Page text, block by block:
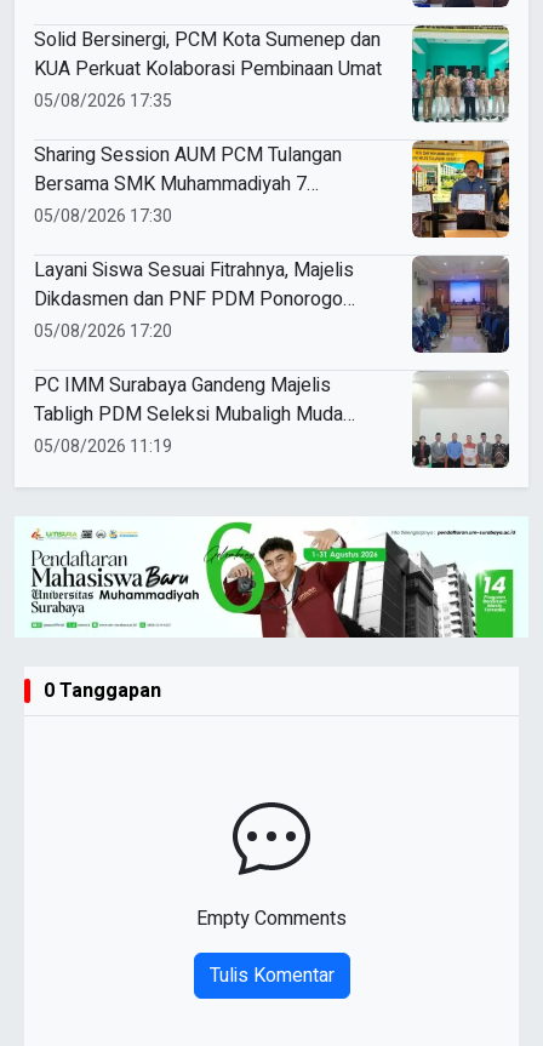
Solid Bersinergi, PCM Kota Sumenep dan
KUA Perkuat Kolaborasi Pembinaan Umat
05/08/2026 17:35
Sharing Session AUM PCM Tulangan
Bersama SMK Muhammadiyah 7
Gondanglegi Malang: Belajar Bersama
05/08/2026 17:30
Layani Siswa Sesuai Fitrahnya, Majelis
Dikdasmen dan PNF PDM Ponorogo
Gelar Rapat Koordinasi Kepala Sekolah
05/08/2026 17:20
PC IMM Surabaya Gandeng Majelis
Tabligh PDM Seleksi Mubaligh Muda
untuk Safari Subuh
05/08/2026 11:19
0 Tanggapan
Empty Comments
Tulis Komentar